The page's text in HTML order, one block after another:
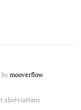
bymooverflow
abréviations